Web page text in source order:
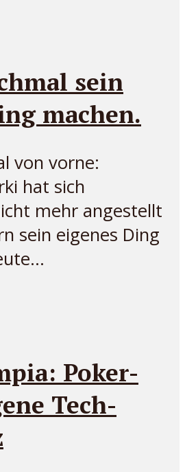
sein
machen.
von vorne:
hat sich
mehr angestellt
sein eigenes Ding
Poker-
Tech-